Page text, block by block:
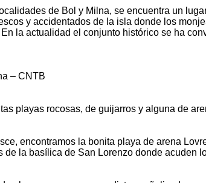
de Bol y Milna, se encuentra un
y accidentados de la isla donde los
la actualidad el conjunto histórico se ha
– CNTB
playas rocosas, de guijarros y alguna de
encontramos la bonita playa de arena
la basílica de San Lorenzo donde acuden